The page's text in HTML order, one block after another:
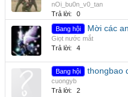
nOi_bu0n_v0_tan
Trả lời:
0
Bang hội Mời các
Giọt nước mắt
Trả lời:
4
Bang hội thongbao
cuongyb
Trả lời:
2